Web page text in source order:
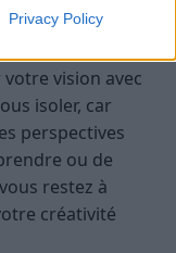
Privacy Policy
ou des
vision avec
isoler, car
perspectives
ou de
restez à
créativité